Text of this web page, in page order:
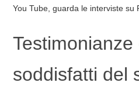
You Tube, guarda le interviste su
Testimonianze
soddisfatti del